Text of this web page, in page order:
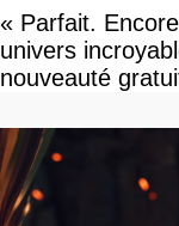
« Parfait.
univers
nouveauté